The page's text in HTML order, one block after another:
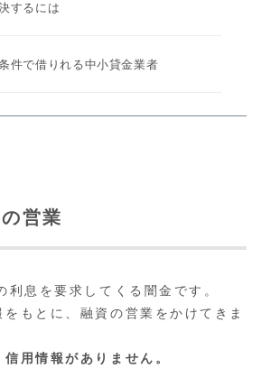
するには
件で借りれる中小貸金業者
営業
息を要求してくる闇金です。
もとに、融資の営業をかけてきま
用情報がありません。